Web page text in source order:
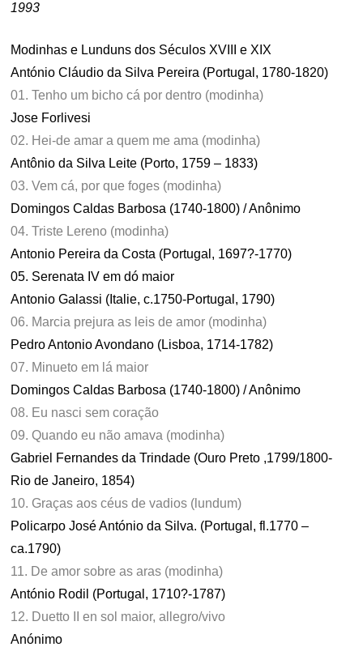
1993
Modinhas e Lunduns dos Séculos XVIII e XIX
António Cláudio da Silva Pereira (Portugal, 1780-1820)
01. Tenho um bicho cá por dentro (modinha)
Jose Forlivesi
02. Hei-de amar a quem me ama (modinha)
Antônio da Silva Leite (Porto, 1759 – 1833)
03. Vem cá, por que foges (modinha)
Domingos Caldas Barbosa (1740-1800) / Anônimo
04. Triste Lereno (modinha)
Antonio Pereira da Costa (Portugal, 1697?-1770)
05. Serenata IV em dó maior
Antonio Galassi (Italie, c.1750-Portugal, 1790)
06. Marcia prejura as leis de amor (modinha)
Pedro Antonio Avondano (Lisboa, 1714-1782)
07. Minueto em lá maior
Domingos Caldas Barbosa (1740-1800) / Anônimo
08. Eu nasci sem coração
09. Quando eu não amava (modinha)
Gabriel Fernandes da Trindade (Ouro Preto ,1799/1800-
Rio de Janeiro, 1854)
10. Graças aos céus de vadios (lundum)
Policarpo José António da Silva. (Portugal, fl.1770 –
ca.1790)
11. De amor sobre as aras (modinha)
António Rodil (Portugal, 1710?-1787)
12. Duetto II en sol maior, allegro/vivo
Anónimo